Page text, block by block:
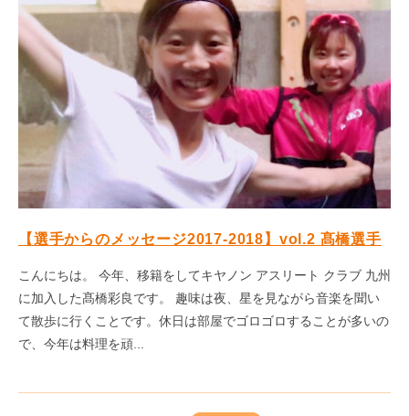
【選手からのメッセージ2017-2018】vol.2 髙橋選手
こんにちは。 今年、移籍をしてキヤノン アスリート クラブ 九州
に加入した髙橋彩良です。 趣味は夜、星を見ながら音楽を聞い
て散歩に行くことです。休日は部屋でゴロゴロすることが多いの
で、今年は料理を頑...